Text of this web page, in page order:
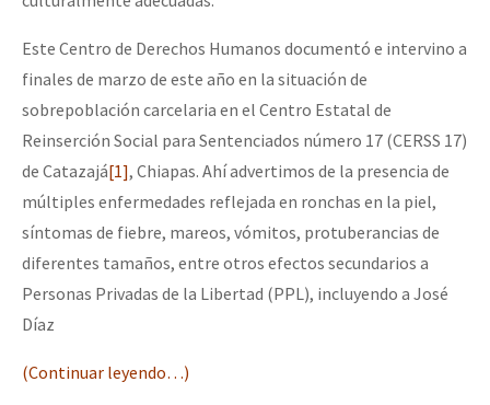
Este Centro de Derechos Humanos documentó e intervino a
finales de marzo de este año en la situación de
sobrepoblación carcelaria en el Centro Estatal de
Reinserción Social para Sentenciados número 17 (CERSS 17)
de Catazajá[1], Chiapas. Ahí advertimos de la presencia de
múltiples enfermedades reflejada en ronchas en la piel,
síntomas de fiebre, mareos, vómitos, protuberancias de
diferentes tamaños, entre otros efectos secundarios a
Personas Privadas de la Libertad (PPL), incluyendo a José
Díaz
(Continuar leyendo…)